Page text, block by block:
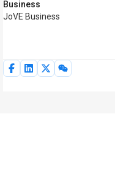
Business
JoVE Business